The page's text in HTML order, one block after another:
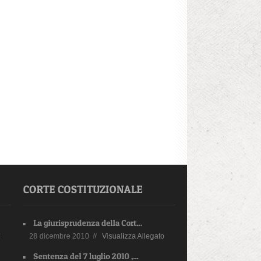
CORTE COSTITUZIONALE
La giurisprudenza della Cort...
28 dicembre 2010 // Visualizza Allegato
Sentenza del 7 luglio 2010 ,...